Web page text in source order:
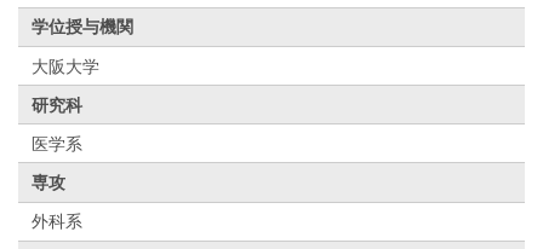
学位授与機関
大阪大学
研究科
医学系
専攻
外科系